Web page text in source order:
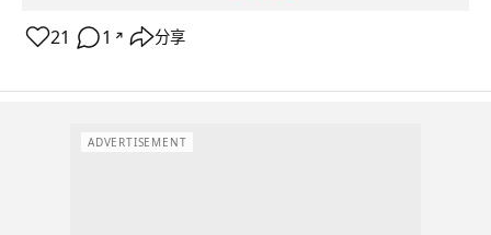
21 1 ↗ 分享
ADVERTISEMENT